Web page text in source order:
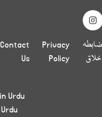
ضابطہ Privacy
Policy
Contact
Us
Urdu